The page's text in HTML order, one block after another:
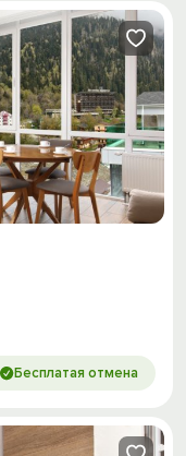
Бесплатая отмена